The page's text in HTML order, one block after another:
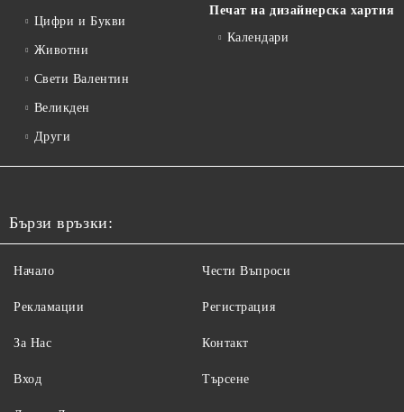
Цифри и Букви
Животни
Свети Валентин
Великден
Други
Печат на дизайнерска хартия
Календари
Бързи връзки:
Начало
Рекламации
За Нас
Вход
Чести Въпроси
Регистрация
Контакт
Търсене